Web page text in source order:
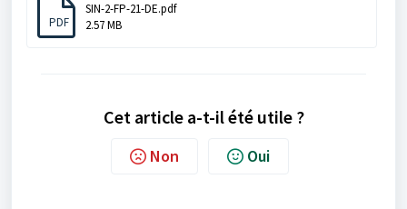
PDF
SIN-2-FP-21-DE.pdf
2.57 MB
Cet article a-t-il été utile ?
Non Oui